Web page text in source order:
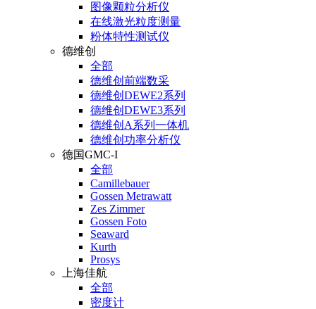
图像颗粒分析仪
在线激光粒度测量
粉体特性测试仪
德维创
全部
德维创前端数采
德维创DEWE2系列
德维创DEWE3系列
德维创A系列一体机
德维创功率分析仪
德国GMC-I
全部
Camillebauer
Gossen Metrawatt
Zes Zimmer
Gossen Foto
Seaward
Kurth
Prosys
上海佳航
全部
密度计